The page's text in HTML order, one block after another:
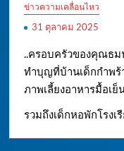
ข่าวความเคลื่อนไหว
31 ตุลาคม 2025
..ครอบครัวของคุณธม
ทำบุญที่บ้านเด็กกำพร้
ภาพเลี้ยงอาหารมื้อเ
รวมถึงเด็กหอพักโรง